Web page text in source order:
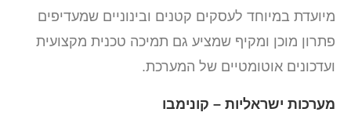
מיועדת במיוחד לעסקים קטנים ובינוניים שמעדיפים
פתרון מוכן ומקיף שמציע גם תמיכה טכנית מקצועית
ועדכונים אוטומטיים של המערכת.
מערכות ישראליות – קונימבו